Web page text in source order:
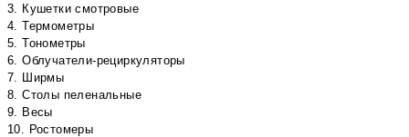
3. Кушетки смотровые
4. Термометры
5. Тонометры
6. Облучатели-рециркуляторы
7. Ширмы
8. Столы пеленальные
9. Весы
10. Ростомеры